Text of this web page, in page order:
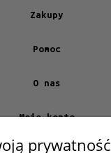
Zakupy
Pomoc
O nas
Moje konto
Kontakt
prywatność